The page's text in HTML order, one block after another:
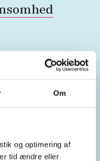
Om
og optimering af
tid ændre eller
kriser